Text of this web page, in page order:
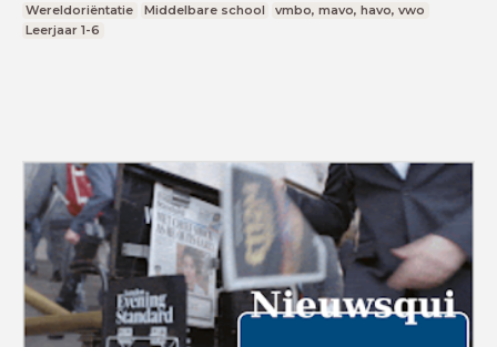
Wereldoriëntatie Middelbare school
vmbo, mavo, havo, vwo
Leerjaar 1-6